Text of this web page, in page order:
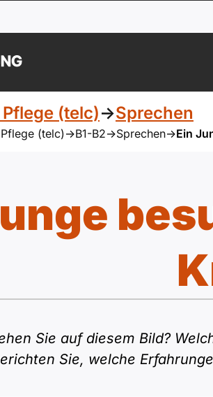
Pflege (telc)->Sprechen
Pflege (telc)->B1-B2->Sprechen->Ein
Sie auf diesem Bild?
Sie, welche